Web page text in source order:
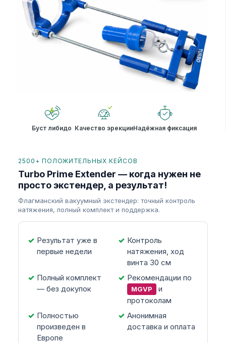
Буст либидо Качество эрекцииНадёжная фиксация
2500+ ПОЛОЖИТЕЛЬНЫХ КЕЙСОВ
Turbo Prime Extender — когда нужен не
просто экстендер, а результат!
Флагманский вакуумный экстендер: точный контроль
натяжения, полный комплект и поддержка.
Результат уже в
первые недели
Контроль
натяжения, ход
винта 30 см
Полный комплект
— без докупок
Рекомендации по
MGVP
и
протоколам
Полностью
произведен в
Европе
Анонимная
доставка и оплата